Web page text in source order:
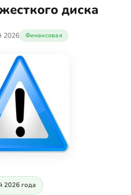
диска
2026 Финансовая
2026 года